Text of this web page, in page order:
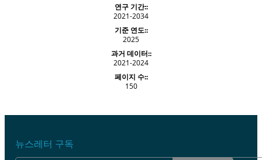
연구 기간::
2021-2034
기준 연도::
2025
과거 데이터::
2021-2024
페이지 수::
150
뉴스레터 구독